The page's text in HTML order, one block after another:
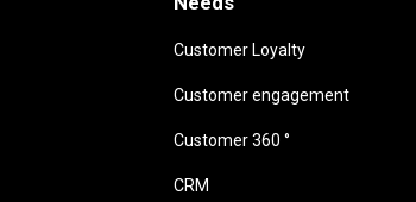
Customer Loyalty
Customer engagement
Customer 360 °
CRM